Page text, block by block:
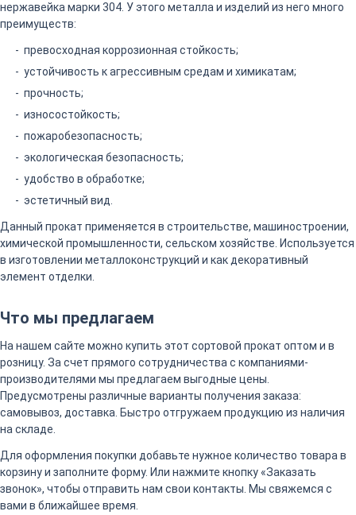
нержавейка марки 304. У этого металла и изделий из него много
преимуществ:
превосходная коррозионная стойкость;
устойчивость к агрессивным средам и химикатам;
прочность;
износостойкость;
пожаробезопасность;
экологическая безопасность;
удобство в обработке;
эстетичный вид.
Данный прокат применяется в строительстве, машиностроении,
химической промышленности, сельском хозяйстве. Используется
в изготовлении металлоконструкций и как декоративный
элемент отделки.
Что мы предлагаем
На нашем сайте можно купить этот сортовой прокат оптом и в
розницу. За счет прямого сотрудничества с компаниями-
производителями мы предлагаем выгодные цены.
Предусмотрены различные варианты получения заказа:
самовывоз, доставка. Быстро отгружаем продукцию из наличия
на складе.
Для оформления покупки добавьте нужное количество товара в
корзину и заполните форму. Или нажмите кнопку «Заказать
звонок», чтобы отправить нам свои контакты. Мы свяжемся с
вами в ближайшее время.